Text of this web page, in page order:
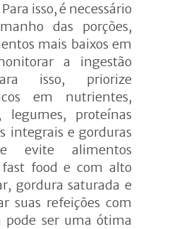
isso, é necessário
das porções,
mais baixos em
a ingestão
isso, priorize
em nutrientes,
legumes, proteínas
integrais e gorduras
e evite alimentos
fast food e com alto
gordura saturada e
suas refeições com
pode ser uma ótima